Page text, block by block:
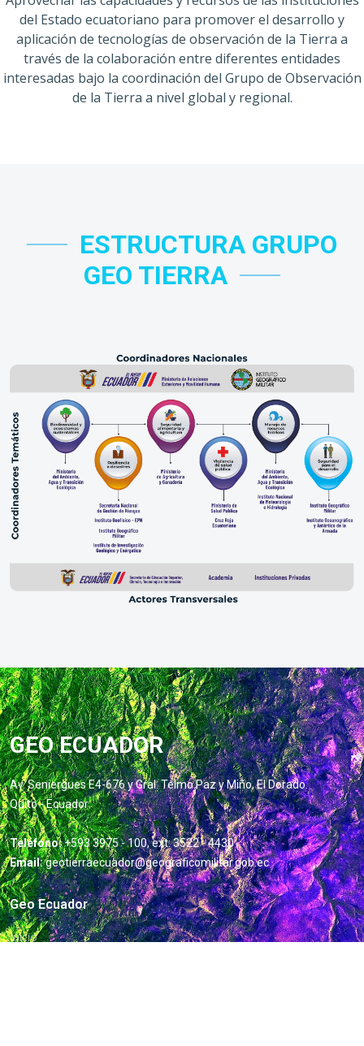
del Estado ecuatoriano para promover el desarrollo y
aplicación de tecnologías de observación de la Tierra a
través de la colaboración entre diferentes entidades
interesadas bajo la coordinación del Grupo de Observación
de la Tierra a nivel global y regional.
ESTRUCTURA GRUPO
GEO TIERRA
GEO ECUADOR
Av. Seniergues E4-676 y Gral. Telmo Paz y Miño, El Dorado.
Quito - Ecuador
Teléfono:+593 3975 - 100, ext: 3522 - 4430
Email:geotierraecuador@geograficomilitar.gob.ec
Geo Ecuador
Inicio